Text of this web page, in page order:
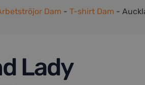
Dam - T-shirt Dam -
Lady